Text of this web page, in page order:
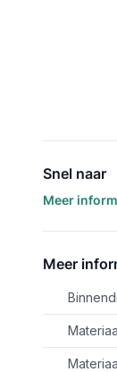
Snel naar
Meer
Meer